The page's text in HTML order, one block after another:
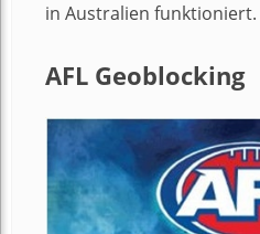
in Australien funktioniert.
AFL Geoblocking